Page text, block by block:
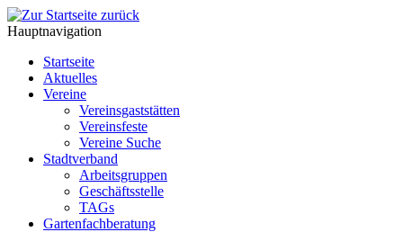
Hauptnavigation
Startseite
Aktuelles
Vereine
Vereinsgaststätten
Vereinsfeste
Vereine Suche
Stadtverband
Arbeitsgruppen
Geschäftsstelle
TAGs
Gartenfachberatung